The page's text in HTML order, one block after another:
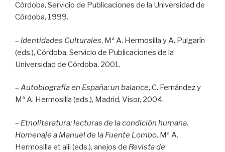
Córdoba, Servicio de Publicaciones de la Universidad de
Córdoba, 1999.
– Identidades Culturales, Mª A. Hermosilla y A. Pulgarín
(eds.), Córdoba, Servicio de Publicaciones de la
Universidad de Córdoba, 2001.
– Autobiografía en España: un balance, C. Fernández y
Mª A. Hermosilla (eds.), Madrid, Visor, 2004.
– Etnoliteratura: lecturas de la condición humana.
Homenaje a Manuel de la Fuente Lombo, Mª A.
Hermosilla et alii (eds.), anejos de Revista de